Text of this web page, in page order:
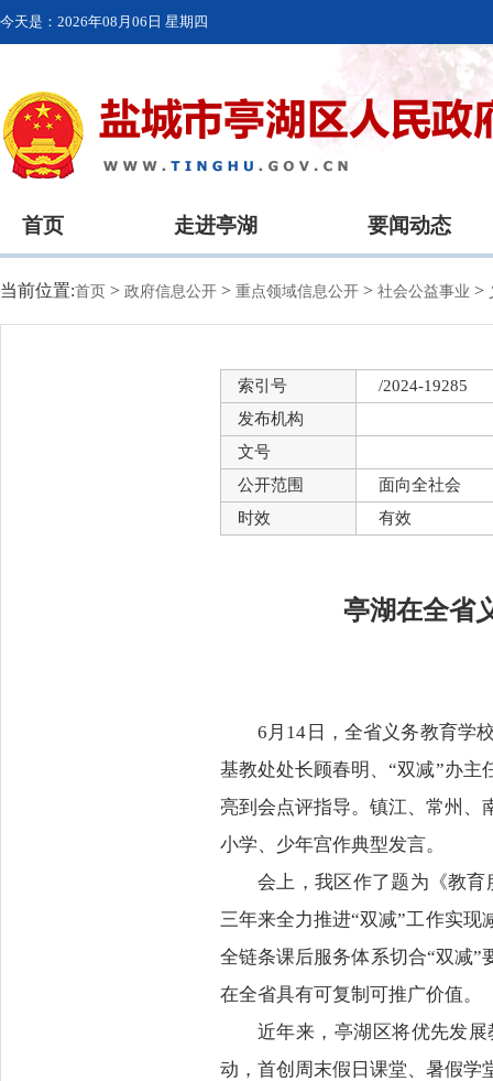
今天是： 2026年08月06日 星期四
首页 走进亭湖 要闻动态
当前位置:首页 > 政府信息公开 > 重点领域信息公开 > 社会公益事业 >
索引号
/2024-19285
发布机构
文号
公开范围
面向全社会
时效
有效
亭湖在全省
6月14日，全省义务教育学
基教处处长顾春明、“双减”办
亮到会点评指导。镇江、常州、
小学、少年宫作典型发言。
会上，我区作了题为《教
三年来全力推进“双减”工作实
全链条课后服务体系切合“双减”
在全省具有可复制可推广价值。
近年来，亭湖区将优先发
动，首创周末假日课堂、暑假学